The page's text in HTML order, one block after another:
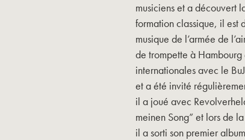
musiciens et a découvert
formation classique, il est
musique de l’armée de
de trompette à
internationales avec le
et a été invité
il a joué avec
meinen Song” et lors de
il a sorti son premier